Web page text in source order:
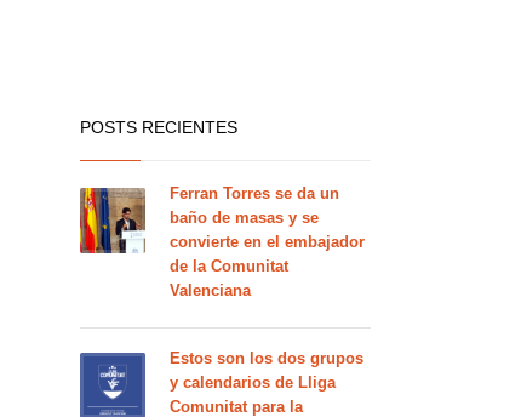
POSTS RECIENTES
Ferran Torres se da un
baño de masas y se
convierte en el embajador
de la Comunitat
Valenciana
Estos son los dos grupos
y calendarios de Lliga
Comunitat para la